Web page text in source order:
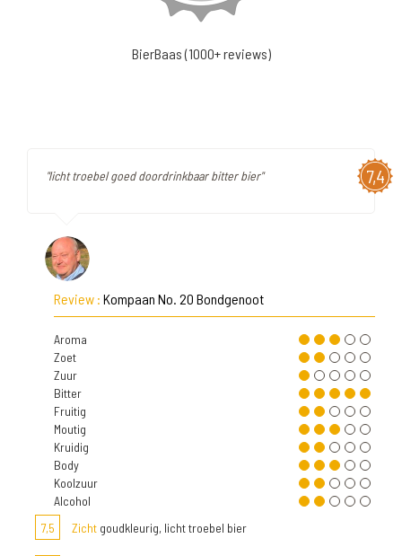
BierBaas (1000+ reviews)
7,4
"licht troebel goed doordrinkbaar bitter bier"
Review : Kompaan No. 20 Bondgenoot
Aroma
Zoet
Zuur
Bitter
Fruitig
Moutig
Kruidig
Body
Koolzuur
Alcohol
7,5
Zicht goudkleurig, licht troebel bier